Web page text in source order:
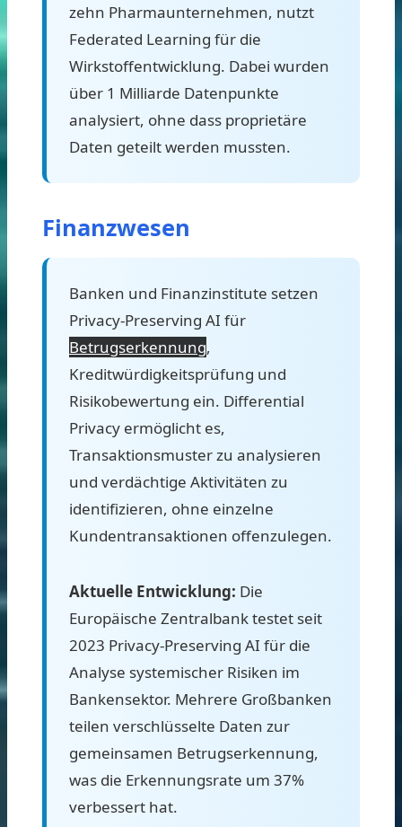
zehn Pharmaunternehmen, nutzt
Federated Learning für die
Wirkstoffentwicklung. Dabei wurden
über 1 Milliarde Datenpunkte
analysiert, ohne dass proprietäre
Daten geteilt werden mussten.
Finanzwesen
Banken und Finanzinstitute setzen
Privacy-Preserving AI für
Betrugserkennung,
Kreditwürdigkeitsprüfung und
Risikobewertung ein. Differential
Privacy ermöglicht es,
Transaktionsmuster zu analysieren
und verdächtige Aktivitäten zu
identifizieren, ohne einzelne
Kundentransaktionen offenzulegen.
Aktuelle Entwicklung: Die
Europäische Zentralbank testet seit
2023 Privacy-Preserving AI für die
Analyse systemischer Risiken im
Bankensektor. Mehrere Großbanken
teilen verschlüsselte Daten zur
gemeinsamen Betrugserkennung,
was die Erkennungsrate um 37%
verbessert hat.